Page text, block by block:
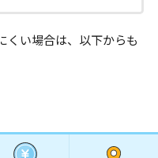
くい場合は、以下からも